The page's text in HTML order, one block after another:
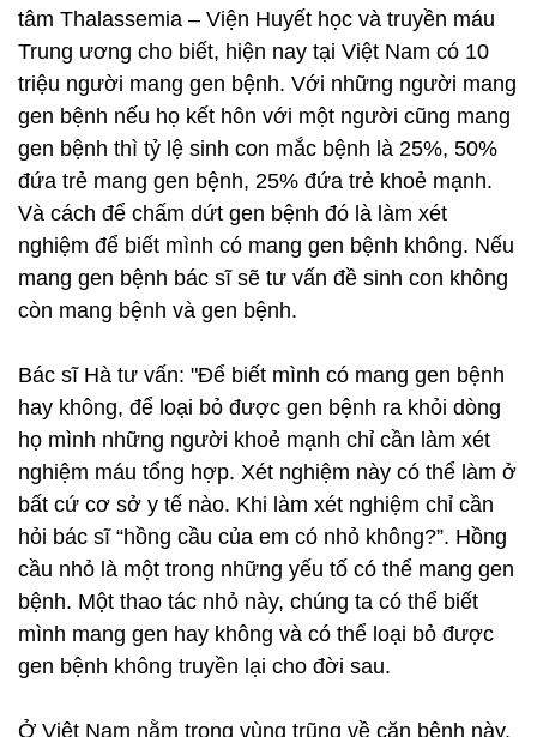
tâm Thalassemia – Viện Huyết học và truyền máu
Trung ương cho biết, hiện nay tại Việt Nam có 10
triệu người mang gen bệnh. Với những người mang
gen bệnh nếu họ kết hôn với một người cũng mang
gen bệnh thì tỷ lệ sinh con mắc bệnh là 25%, 50%
đứa trẻ mang gen bệnh, 25% đứa trẻ khoẻ mạnh.
Và cách để chấm dứt gen bệnh đó là làm xét
nghiệm để biết mình có mang gen bệnh không. Nếu
mang gen bệnh bác sĩ sẽ tư vấn đề sinh con không
còn mang bệnh và gen bệnh.
Bác sĩ Hà tư vấn: "Để biết mình có mang gen bệnh
hay không, để loại bỏ được gen bệnh ra khỏi dòng
họ mình những người khoẻ mạnh chỉ cần làm xét
nghiệm máu tổng hợp. Xét nghiệm này có thể làm ở
bất cứ cơ sở y tế nào. Khi làm xét nghiệm chỉ cần
hỏi bác sĩ “hồng cầu của em có nhỏ không?”. Hồng
cầu nhỏ là một trong những yếu tố có thể mang gen
bệnh. Một thao tác nhỏ này, chúng ta có thể biết
mình mang gen hay không và có thể loại bỏ được
gen bệnh không truyền lại cho đời sau.
Ở Việt Nam nằm trong vùng trũng về căn bệnh này.